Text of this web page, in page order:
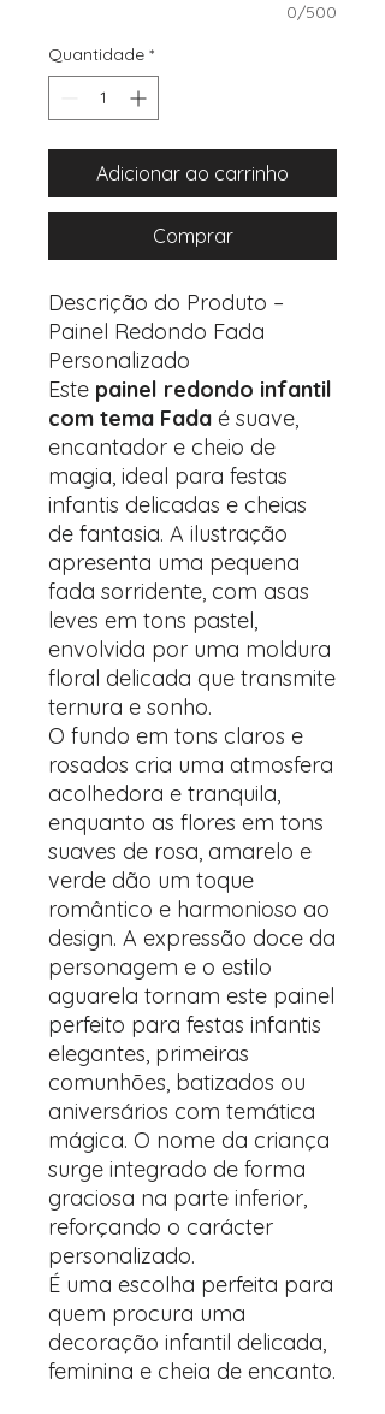
0/500
Quantidade *
Adicionar ao carrinho
Comprar
Descrição do Produto –
Painel Redondo Fada
Personalizado
Este painel redondo infantil
com tema Fada é suave,
encantador e cheio de
magia, ideal para festas
infantis delicadas e cheias
de fantasia. A ilustração
apresenta uma pequena
fada sorridente, com asas
leves em tons pastel,
envolvida por uma moldura
floral delicada que transmite
ternura e sonho.
O fundo em tons claros e
rosados cria uma atmosfera
acolhedora e tranquila,
enquanto as flores em tons
suaves de rosa, amarelo e
verde dão um toque
romântico e harmonioso ao
design. A expressão doce da
personagem e o estilo
aguarela tornam este painel
perfeito para festas infantis
elegantes, primeiras
comunhões, batizados ou
aniversários com temática
mágica. O nome da criança
surge integrado de forma
graciosa na parte inferior,
reforçando o carácter
personalizado.
É uma escolha perfeita para
quem procura uma
decoração infantil delicada,
feminina e cheia de encanto.